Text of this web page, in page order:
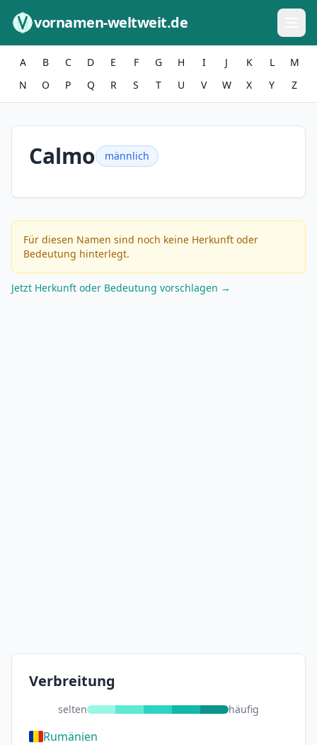
vornamen-weltweit.de
A B C D E F G H I J K L
M
N
O P Q R S T U V W X Y Z
Calmo männlich
Für diesen Namen sind noch keine Herkunft oder
Bedeutung hinterlegt.
Jetzt Herkunft oder Bedeutung vorschlagen →
Verbreitung
selten häufig
Rumänien